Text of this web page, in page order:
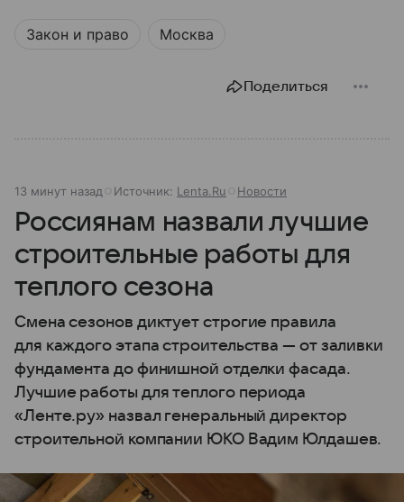
Закон и право Москва
Поделиться
13 минут назад Источник: Lenta.Ru Новости
Россиянам назвали лучшие
строительные работы для
теплого сезона
Смена сезонов диктует строгие правила
для каждого этапа строительства — от заливки
фундамента до финишной отделки фасада.
Лучшие работы для теплого периода
«Ленте.ру» назвал генеральный директор
строительной компании ЮКО Вадим Юлдашев.